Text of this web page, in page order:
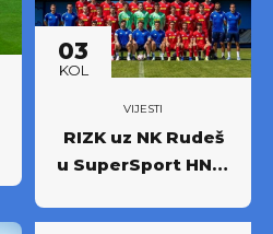
03
KOL
VIJESTI
RIZK uz NK Rudeš
u SuperSport HNL-
novi iskorak među